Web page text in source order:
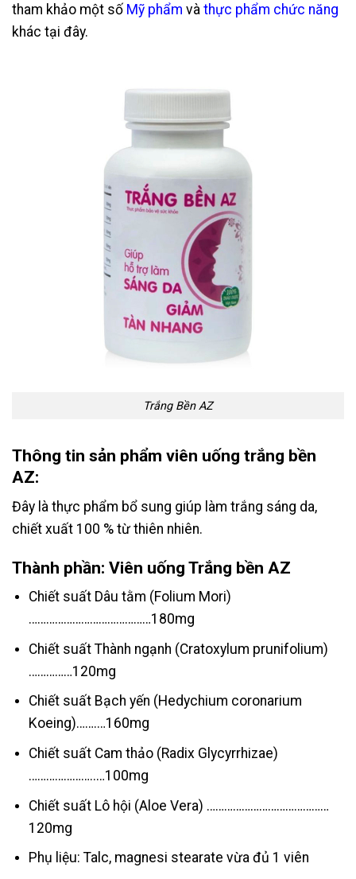
tham khảo một số Mỹ phẩm và thực phẩm chức năng
khác tại đây.
Trắng Bền AZ
Thông tin sản phẩm viên uống trắng bền
AZ:
Đây là thực phẩm bổ sung giúp làm trắng sáng da,
chiết xuất 100 % từ thiên nhiên.
Thành phần: Viên uống Trắng bền AZ
Chiết suất Dâu tằm (Folium Mori)
……………………………………180mg
Chiết suất Thành ngạnh (Cratoxylum prunifolium)
……………120mg
Chiết suất Bạch yến (Hedychium coronarium
Koeing)…….…160mg
Chiết suất Cam thảo (Radix Glycyrrhizae)
…………………..…100mg
Chiết suất Lô hội (Aloe Vera) ……………………………………
120mg
Phụ liệu: Talc, magnesi stearate vừa đủ 1 viên